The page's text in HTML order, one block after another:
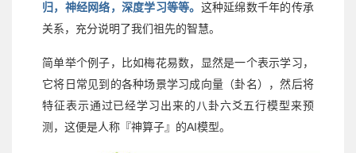
归，神经网络，深度学习等等。 这种延绵数千年的传承
关系，充分说明了我们祖先的智慧。
简单举个例子，比如梅花易数，显然是一个表示学习，
它将日常见到的各种场景学习成向量（卦名），然后将
特征表示通过已经学习出来的八卦六爻五行模型来预
测，这便是人称『神算子』的AI模型。